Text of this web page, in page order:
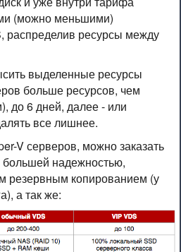
(можно меньшими)
распределив ресурсы между
выделенные ресурсы
больше ресурсов, чем
до 6 дней, далее - или
все лишнее.
V серверов, можно заказать
надежностью,
резервным копированием (у
а так же: